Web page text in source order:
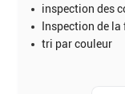
inspection des
Inspection de la
tri par couleur